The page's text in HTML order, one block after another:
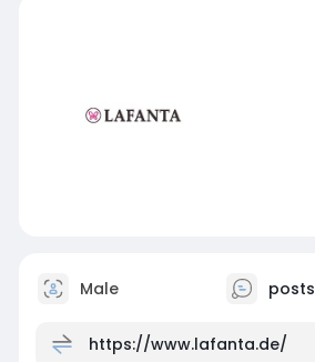
Male posts
https://www.lafanta.de/